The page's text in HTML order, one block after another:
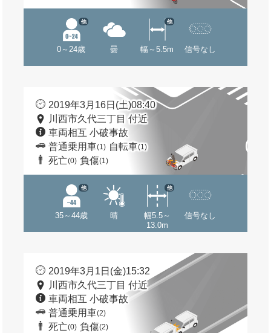
0～24歳
他
曇 幅～5.5m
他
信号なし
2019年3月16日(土)08:40
川西市久代三丁目 付近
車両相互 小破事故
普通乗用車(1) 自転車(1)
死亡(0) 負傷(1)
35～44歳
他
晴
幅5.5～
13.0m
他
信号なし
2019年3月1日(金)15:32
川西市久代三丁目 付近
車両相互 小破事故
普通乗用車(2)
死亡(0) 負傷(2)